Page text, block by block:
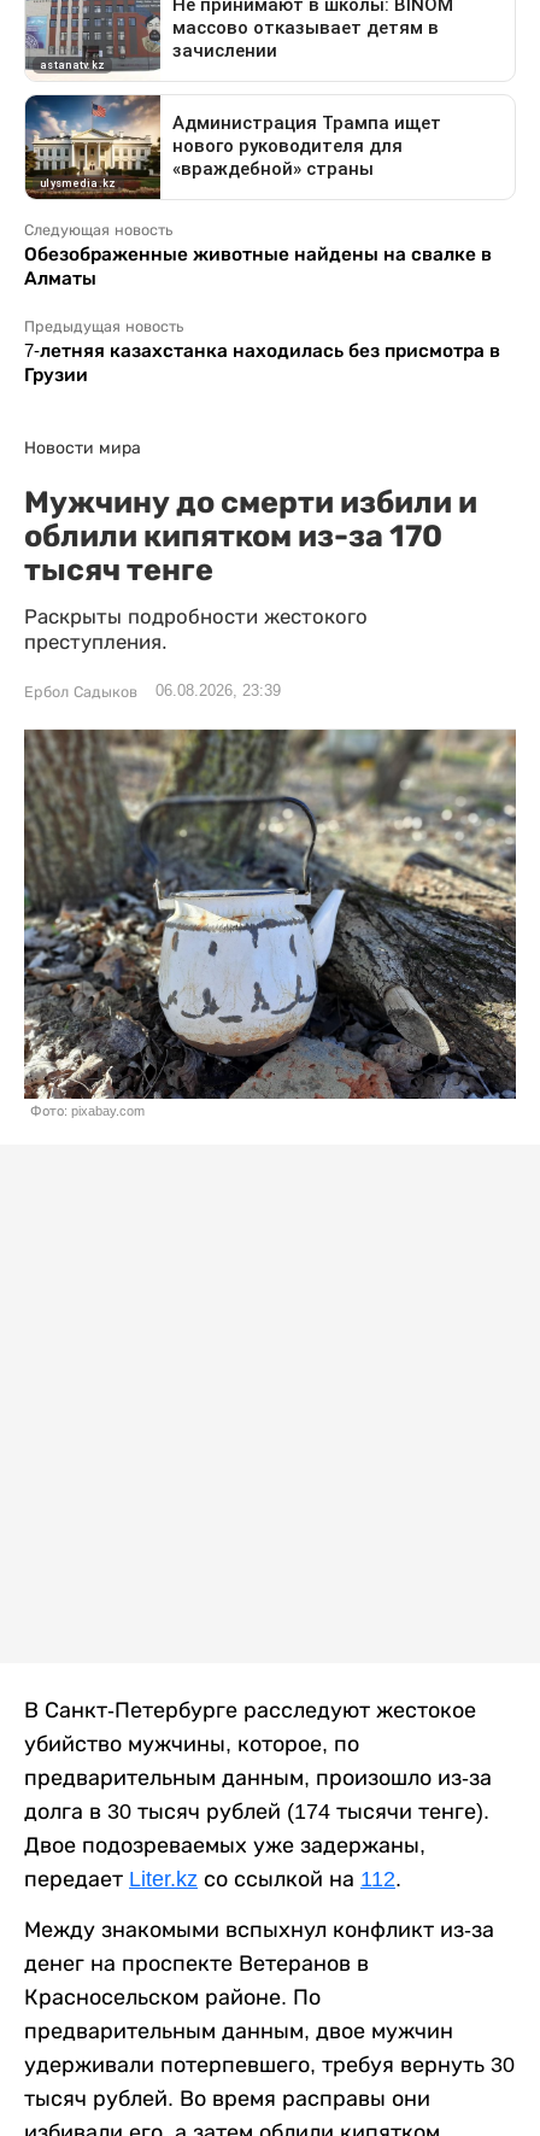
Следующая новость
Обезображенные животные найдены на свалке в
Алматы
Предыдущая новость
7-летняя казахстанка находилась без присмотра в
Грузии
Новости мира
Мужчину до смерти избили и
облили кипятком из-за 170
тысяч тенге
Раскрыты подробности жестокого
преступления.
Ербол Садыков 06.08.2026, 23:39
Фото: pixabay.com
В Санкт-Петербурге расследуют жестокое
убийство мужчины, которое, по
предварительным данным, произошло из-за
долга в 30 тысяч рублей (174 тысячи тенге).
Двое подозреваемых уже задержаны,
передает Liter.kz со ссылкой на 112.
Между знакомыми вспыхнул конфликт из-за
денег на проспекте Ветеранов в
Красносельском районе. По
предварительным данным, двое мужчин
удерживали потерпевшего, требуя вернуть 30
тысяч рублей. Во время расправы они